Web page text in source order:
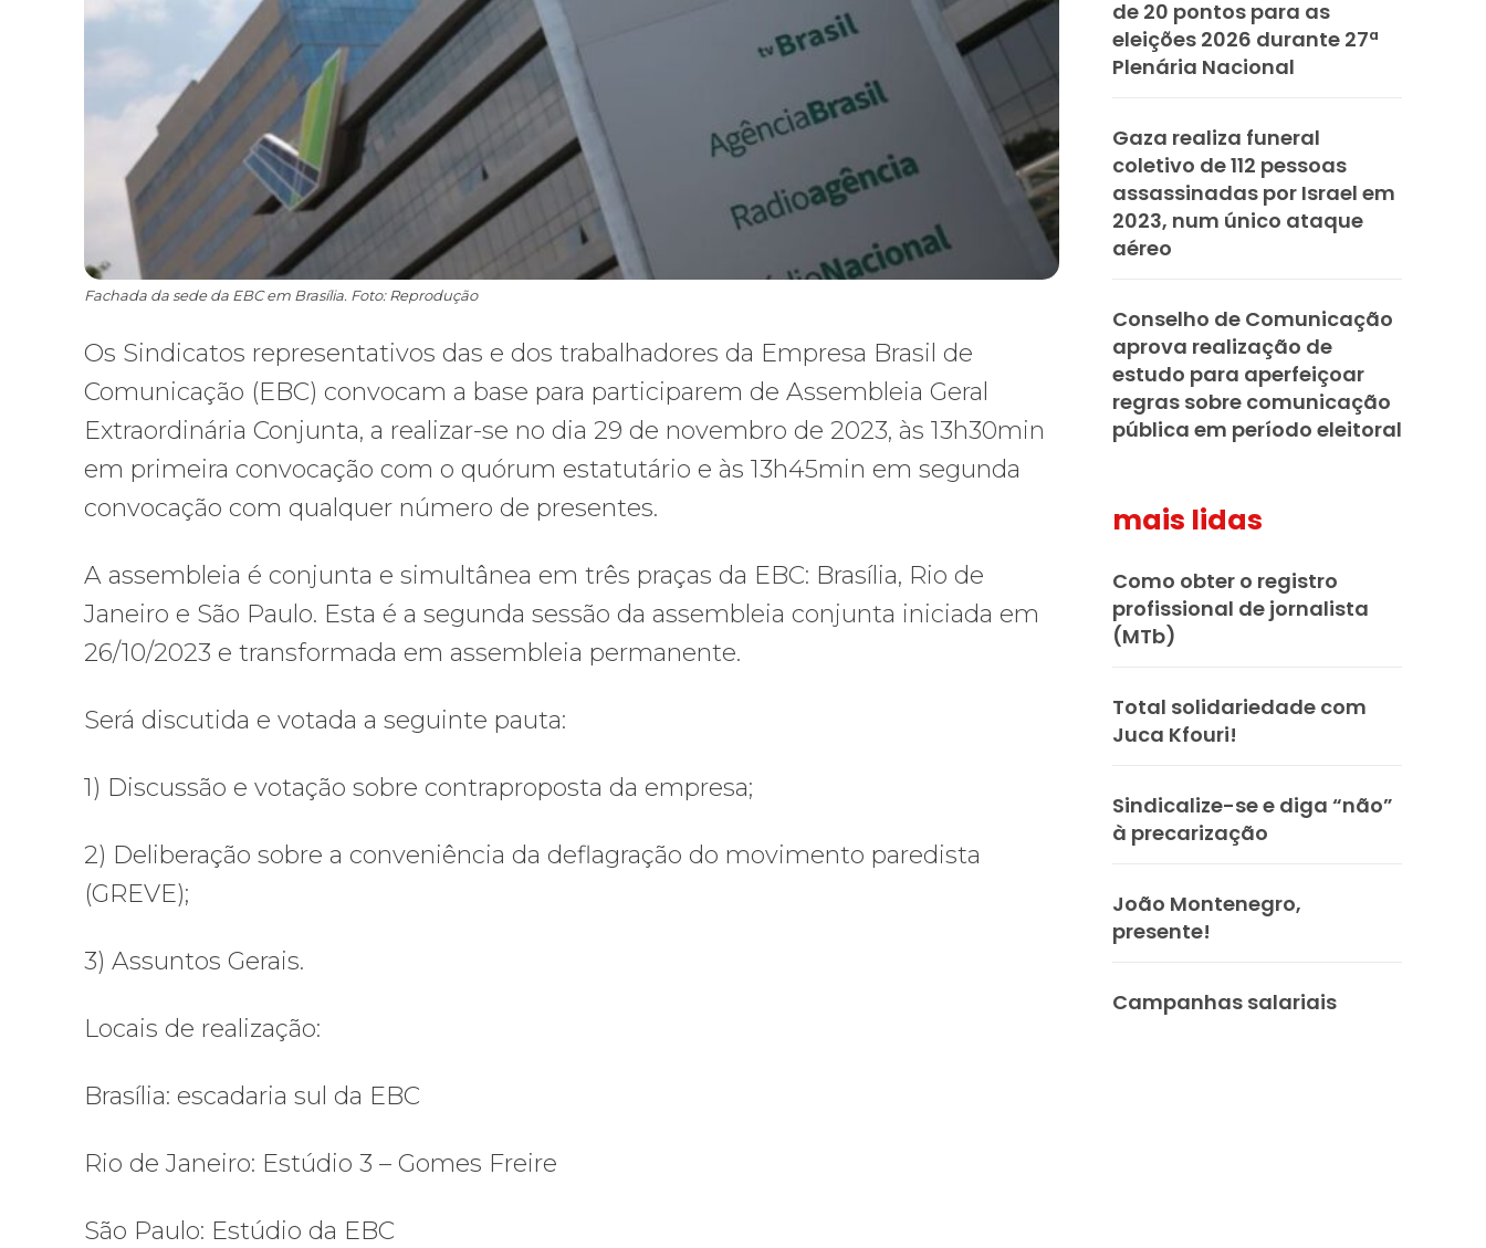
Fachada da sede da EBC em Brasília. Foto: Reprodução
Os Sindicatos representativos das e dos trabalhadores da Empresa Brasil de
Comunicação (EBC) convocam a base para participarem de Assembleia Geral
Extraordinária Conjunta, a realizar-se no dia 29 de novembro de 2023, às 13h30min
em primeira convocação com o quórum estatutário e às 13h45min em segunda
convocação com qualquer número de presentes.
A assembleia é conjunta e simultânea em três praças da EBC: Brasília, Rio de
Janeiro e São Paulo. Esta é a segunda sessão da assembleia conjunta iniciada em
26/10/2023 e transformada em assembleia permanente.
Será discutida e votada a seguinte pauta:
1) Discussão e votação sobre contraproposta da empresa;
2) Deliberação sobre a conveniência da deflagração do movimento paredista
(GREVE);
3) Assuntos Gerais.
Locais de realização:
Brasília: escadaria sul da EBC
Rio de Janeiro: Estúdio 3 – Gomes Freire
São Paulo: Estúdio da EBC
de 20 pontos para as
eleições 2026 durante 27ª
Plenária Nacional
Gaza realiza funeral
coletivo de 112 pessoas
assassinadas por Israel em
2023, num único ataque
aéreo
Conselho de Comunicação
aprova realização de
estudo para aperfeiçoar
regras sobre comunicação
pública em período eleitoral
mais lidas
Como obter o registro
profissional de jornalista
(MTb)
Total solidariedade com
Juca Kfouri!
Sindicalize-se e diga “não”
à precarização
João Montenegro,
presente!
Campanhas salariais